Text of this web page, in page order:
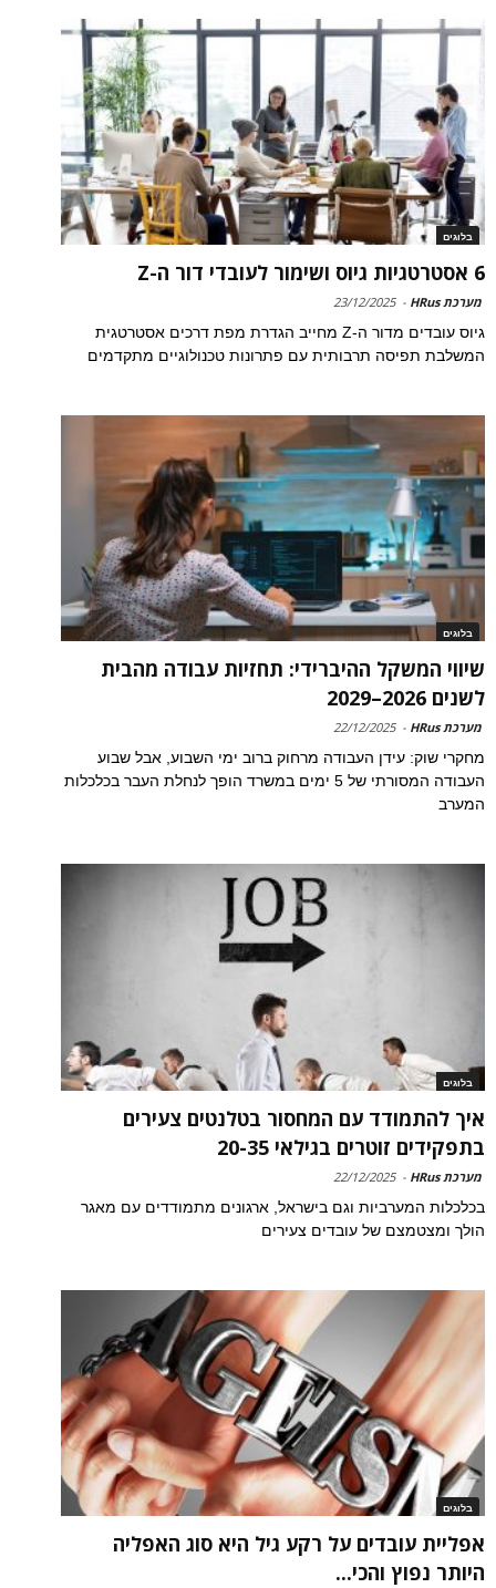
בלוגים
6 אסטרטגיות גיוס ושימור לעובדי דור ה-Z
מערכת HRus -
23/12/2025
גיוס עובדים מדור ה-Z מחייב הגדרת מפת דרכים אסטרטגית
המשלבת תפיסה תרבותית עם פתרונות טכנולוגיים מתקדמים
בלוגים
שיווי המשקל ההיברידי: תחזיות עבודה מהבית
לשנים 2026–2029
מערכת HRus -
22/12/2025
מחקרי שוק: עידן העבודה מרחוק ברוב ימי השבוע, אבל שבוע
העבודה המסורתי של 5 ימים במשרד הופך לנחלת העבר בכלכלות
המערב
בלוגים
איך להתמודד עם המחסור בטלנטים צעירים
בתפקידים זוטרים בגילאי 20-35
מערכת HRus -
22/12/2025
בכלכלות המערביות וגם בישראל, ארגונים מתמודדים עם מאגר
הולך ומצטמצם של עובדים צעירים
בלוגים
אפליית עובדים על רקע גיל היא סוג האפליה
היותר נפוץ והכי...